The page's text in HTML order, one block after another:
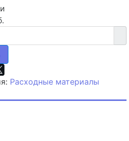
Расходные материалы